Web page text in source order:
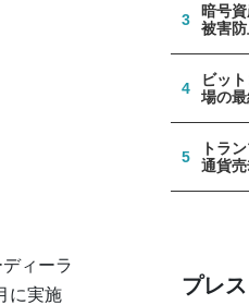
ィーラ
に実施
3
暗号
被害
4
ビッ
場の
5
トラ
通貨
プレ